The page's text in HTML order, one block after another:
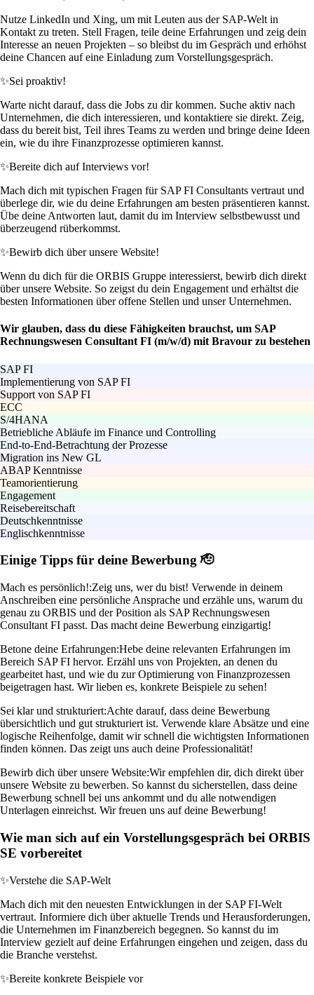
Nutze LinkedIn und Xing, um mit Leuten aus der SAP-Welt in
Kontakt zu treten. Stell Fragen, teile deine Erfahrungen und zeig dein
Interesse an neuen Projekten – so bleibst du im Gespräch und erhöhst
deine Chancen auf eine Einladung zum Vorstellungsgespräch.
✨Sei proaktiv!
Warte nicht darauf, dass die Jobs zu dir kommen. Suche aktiv nach
Unternehmen, die dich interessieren, und kontaktiere sie direkt. Zeig,
dass du bereit bist, Teil ihres Teams zu werden und bringe deine Ideen
ein, wie du ihre Finanzprozesse optimieren kannst.
✨Bereite dich auf Interviews vor!
Mach dich mit typischen Fragen für SAP FI Consultants vertraut und
überlege dir, wie du deine Erfahrungen am besten präsentieren kannst.
Übe deine Antworten laut, damit du im Interview selbstbewusst und
überzeugend rüberkommst.
✨Bewirb dich über unsere Website!
Wenn du dich für die ORBIS Gruppe interessierst, bewirb dich direkt
über unsere Website. So zeigst du dein Engagement und erhältst die
besten Informationen über offene Stellen und unser Unternehmen.
Wir glauben, dass du diese Fähigkeiten brauchst, um SAP
Rechnungswesen Consultant FI (m/w/d) mit Bravour zu bestehen
SAP FI
Implementierung von SAP FI
Support von SAP FI
ECC
S/4HANA
Betriebliche Abläufe im Finance und Controlling
End-to-End-Betrachtung der Prozesse
Migration ins New GL
ABAP Kenntnisse
Teamorientierung
Engagement
Reisebereitschaft
Deutschkenntnisse
Englischkenntnisse
Einige Tipps für deine Bewerbung 🫡
Mach es persönlich!:Zeig uns, wer du bist! Verwende in deinem
Anschreiben eine persönliche Ansprache und erzähle uns, warum du
genau zu ORBIS und der Position als SAP Rechnungswesen
Consultant FI passt. Das macht deine Bewerbung einzigartig!
Betone deine Erfahrungen:Hebe deine relevanten Erfahrungen im
Bereich SAP FI hervor. Erzähl uns von Projekten, an denen du
gearbeitet hast, und wie du zur Optimierung von Finanzprozessen
beigetragen hast. Wir lieben es, konkrete Beispiele zu sehen!
Sei klar und strukturiert:Achte darauf, dass deine Bewerbung
übersichtlich und gut strukturiert ist. Verwende klare Absätze und eine
logische Reihenfolge, damit wir schnell die wichtigsten Informationen
finden können. Das zeigt uns auch deine Professionalität!
Bewirb dich über unsere Website:Wir empfehlen dir, dich direkt über
unsere Website zu bewerben. So kannst du sicherstellen, dass deine
Bewerbung schnell bei uns ankommt und du alle notwendigen
Unterlagen einreichst. Wir freuen uns auf deine Bewerbung!
Wie man sich auf ein Vorstellungsgespräch bei ORBIS
SE vorbereitet
✨Verstehe die SAP-Welt
Mach dich mit den neuesten Entwicklungen in der SAP FI-Welt
vertraut. Informiere dich über aktuelle Trends und Herausforderungen,
die Unternehmen im Finanzbereich begegnen. So kannst du im
Interview gezielt auf deine Erfahrungen eingehen und zeigen, dass du
die Branche verstehst.
✨Bereite konkrete Beispiele vor